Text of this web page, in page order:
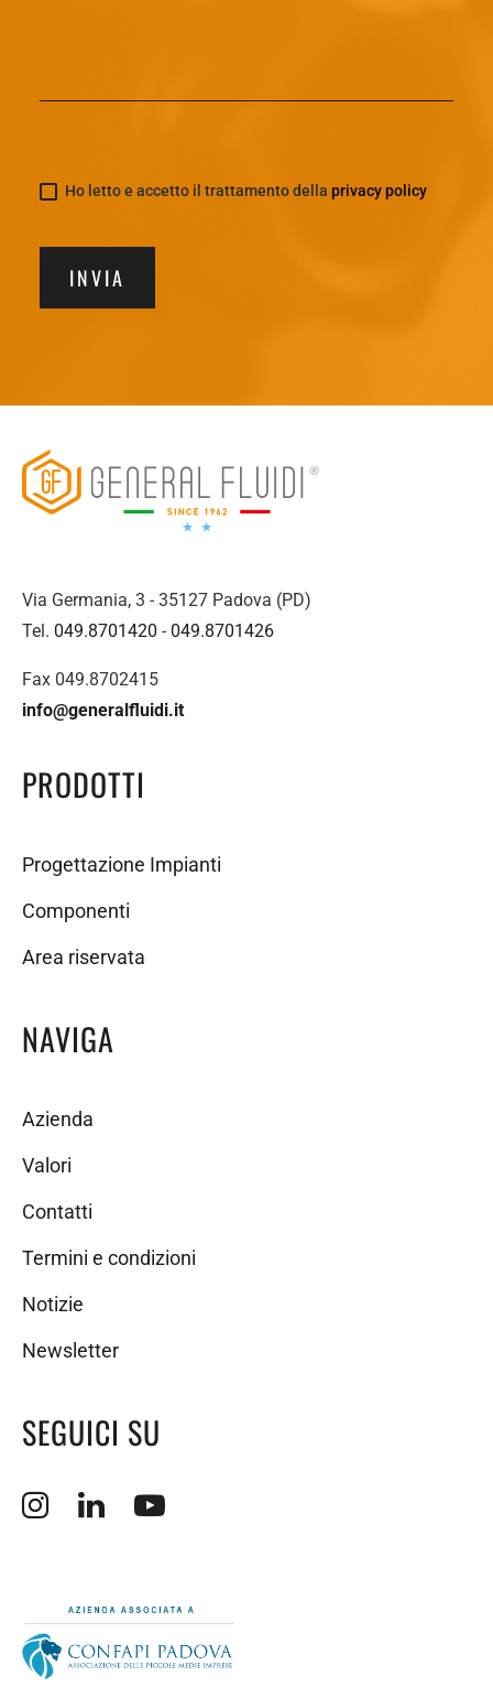
Ho letto e accetto il trattamento della privacy policy
INVIA
Via Germania, 3 - 35127 Padova (PD)
Tel. 049.8701420 - 049.8701426
Fax 049.8702415
info@generalfluidi.it
PRODOTTI
Progettazione Impianti
Componenti
Area riservata
NAVIGA
Azienda
Valori
Contatti
Termini e condizioni
Notizie
Newsletter
SEGUICI SU
Apertura sito esterno in nuova finestra.
Apertura sito esterno in nuova finestra.
Apertura sito esterno in nuova finestra.